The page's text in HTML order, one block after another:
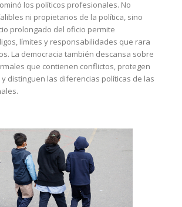
los políticos profesionales. No
ni propietarios de la política, sino
prolongado del oficio permite
límites y responsabilidades que rara
La democracia también descansa sobre
que contienen conflictos, protegen
distinguen las diferencias políticas de las